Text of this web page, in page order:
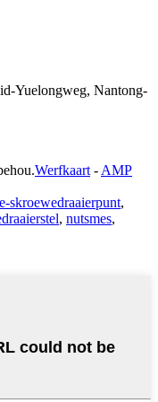
Yuelongweg, Nantong-
Werfkaart - AMP
skroewedraaierpunt,
, nutsmes,